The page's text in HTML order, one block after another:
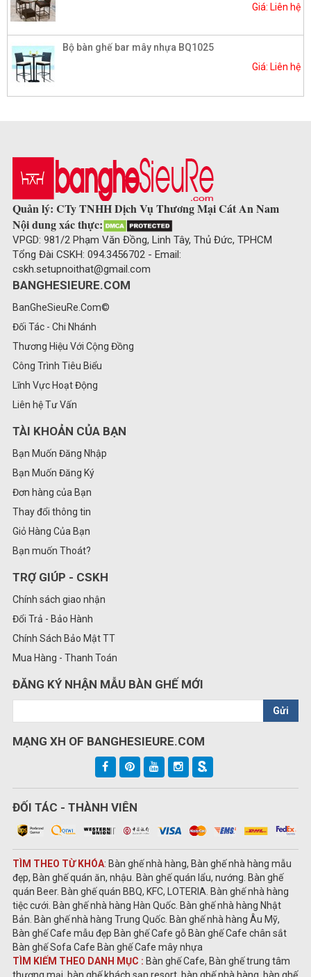
Giá: Liên hệ
Bộ bàn ghế bar mây nhựa BQ1025
Giá: Liên hệ
Quản lý: CTy TNHH Dịch Vụ Thương Mại Cát An Nam
Nội dung xác thực:
VPGD: 981/2 Phạm Văn Đồng, Linh Tây, Thủ Đức, TPHCM
Tổng Đài CSKH: 094.3456702 - Email:
cskh.setupnoithat@gmail.com
BANGHESIEURE.COM
BanGheSieuRe.Com©
Đối Tác - Chi Nhánh
Thương Hiệu Với Cộng Đồng
Công Trình Tiêu Biểu
Lĩnh Vực Hoạt Động
Liên hệ Tư Vấn
TÀI KHOẢN CỦA BẠN
Bạn Muốn Đăng Nhập
Bạn Muốn Đăng Ký
Đơn hàng của Bạn
Thay đổi thông tin
Giỏ Hàng Của Bạn
Bạn muốn Thoát?
TRỢ GIÚP - CSKH
Chính sách giao nhận
Đổi Trả - Bảo Hành
Chính Sách Bảo Mật TT
Mua Hàng - Thanh Toán
ĐĂNG KÝ NHẬN MẪU BÀN GHẾ MỚI
Gửi
MẠNG XH OF BANGHESIEURE.COM
ĐỐI TÁC - THÀNH VIÊN
TÌM THEO TỪ KHÓA: Bàn ghế nhà hàng, Bàn ghế nhà hàng mẫu
đẹp, Bàn ghế quán ăn, nhậu. Bàn ghế quán lẩu, nướng. Bàn ghế
quán Beer. Bàn ghế quán BBQ, KFC, LOTERIA. Bàn ghế nhà hàng
tiệc cưới. Bàn ghế nhà hàng Hàn Quốc. Bàn ghế nhà hàng Nhật
Bản. Bàn ghế nhà hàng Trung Quốc. Bàn ghế nhà hàng Âu Mỹ,
Bàn ghế Cafe mẫu đẹp Bàn ghế Cafe gỗ Bàn ghế Cafe chân sắt
Bàn ghế Sofa Cafe Bàn ghế Cafe mây nhựa
TÌM KIẾM THEO DANH MỤC : Bàn ghế Cafe, Bàn ghế trung tâm
thương mại, bàn ghế khách sạn resort, bàn ghế nhà hàng, bàn ghế